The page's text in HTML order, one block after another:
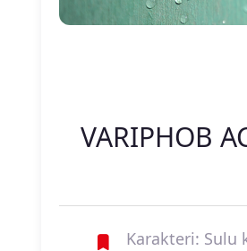
VARIPHOB
Karakteri: Sulu